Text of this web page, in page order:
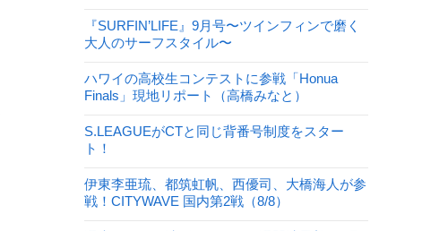
『SURFIN’LIFE』9月号〜ツインフィンで磨く
大人のサーフスタイル〜
ハワイの高校生コンテストに参戦「Honua
Finals」現地リポート（高橋みなと）
S.LEAGUEがCTと同じ背番号制度をスター
ト！
伊東李亜琉、都筑虹帆、西優司、大橋海人が参
戦！CITYWAVE 国内第2戦（8/8）